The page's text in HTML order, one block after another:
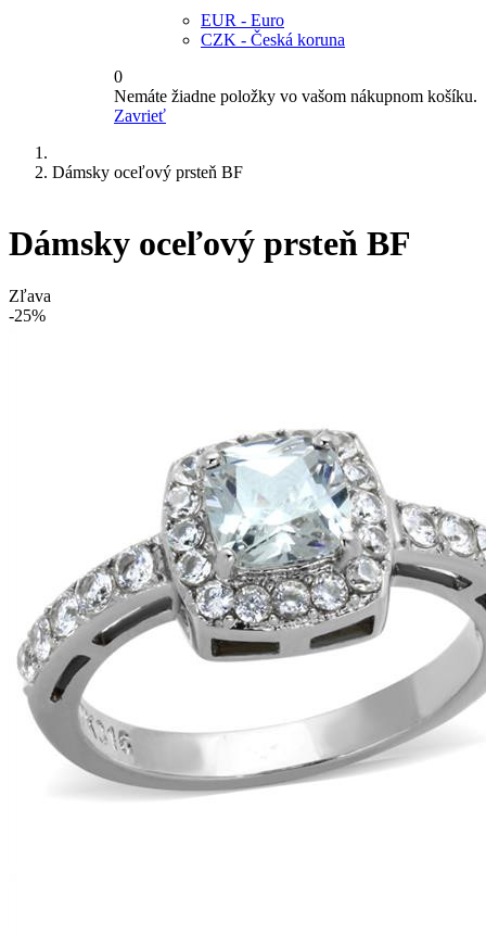
EUR - Euro
CZK - Česká koruna
0
Nemáte žiadne položky vo vašom nákupnom košíku.
Zavrieť
Dámsky oceľový prsteň BF
Dámsky oceľový prsteň BF
Zľava
-25%